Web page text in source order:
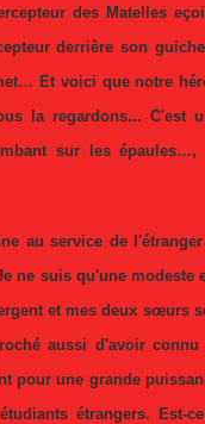
des Matelles
derrière son
Et voici que notre
la regardons... C'est
sur les
au service de
ne suis qu'une
et mes deux sœurs
aussi d'avoir
pour une grande
étrangers.